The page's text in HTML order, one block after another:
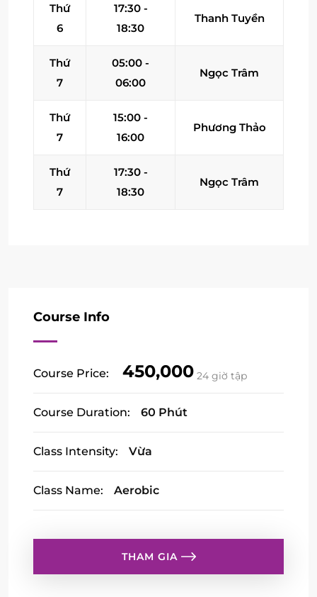
Thứ
6
17:30 -
18:30
Thanh Tuyền
Thứ
7
05:00 -
06:00
Ngọc Trâm
Thứ
7
15:00 -
16:00
Phương Thảo
Thứ
7
17:30 -
18:30
Ngọc Trâm
Course Info
Course Price: 450,000 24 giờ tập
Course Duration: 60 Phút
Class Intensity: Vừa
Class Name: Aerobic
THAM GIA